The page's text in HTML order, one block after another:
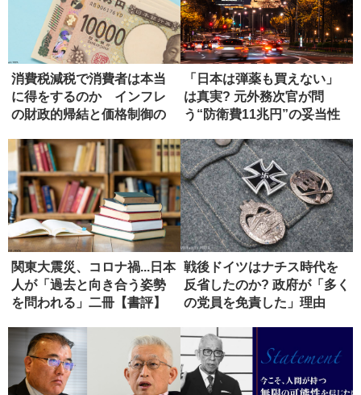
消費税減税で消費者は本当
に得をするのか インフレ
の財政的帰結と価格制御の
「日本は弾薬も買えない」
は真実? 元外務次官が問
う“防衛費11兆円”の妥当性
関東大震災、コロナ禍...日本
人が「過去と向き合う姿勢
を問われる」二冊【書評】
戦後ドイツはナチス時代を
反省したのか? 政府が「多く
の党員を免責した」理由